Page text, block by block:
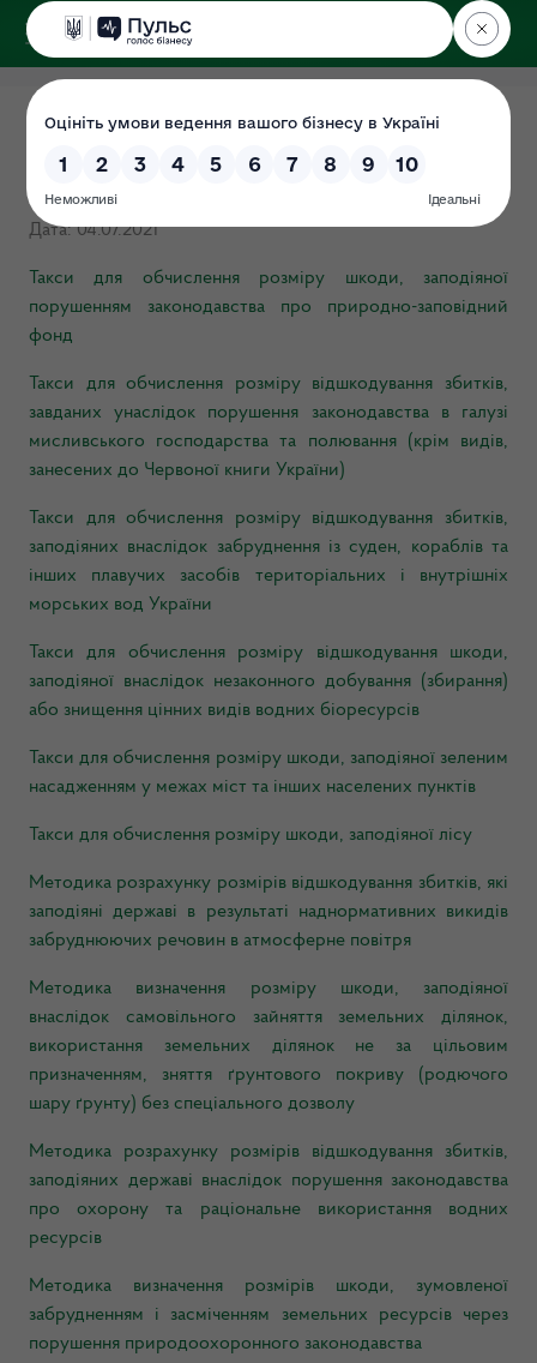
ДЕРЖЕКОІНСПЕКЦІЯ
у Чернігівській області
Такси та методики
нарахування збитків
Дата: 04.07.2021
Такси для обчислення розміру шкоди, заподіяної
порушенням законодавства про природно-заповідний
фонд
Такси для обчислення розміру відшкодування збитків,
завданих унаслідок порушення законодавства в галузі
мисливського господарства та полювання (крім видів,
занесених до Червоної книги України)
Такси для обчислення розміру відшкодування збитків,
заподіяних внаслідок забруднення із суден, кораблів та
інших плавучих засобів територіальних і внутрішніх
морських вод України
Такси для обчислення розміру відшкодування шкоди,
заподіяної внаслідок незаконного добування (збирання)
або знищення цінних видів водних біоресурсів
Такси для обчислення розміру шкоди, заподіяної зеленим
насадженням у межах міст та інших населених пунктів
Такси для обчислення розміру шкоди, заподіяної лісу
Методика розрахунку розмірів відшкодування збитків, які
заподіяні державі в результаті наднормативних викидів
забруднюючих речовин в атмосферне повітря
Методика визначення розміру шкоди, заподіяної
внаслідок самовільного зайняття земельних ділянок,
використання земельних ділянок не за цільовим
призначенням, зняття ґрунтового покриву (родючого
шару ґрунту) без спеціального дозволу
Методика розрахунку розмірів відшкодування збитків,
заподіяних державі внаслідок порушення законодавства
про охорону та раціональне використання водних
ресурсів
Методика визначення розмірів шкоди, зумовленої
забрудненням і засміченням земельних ресурсів через
порушення природоохоронного законодавства